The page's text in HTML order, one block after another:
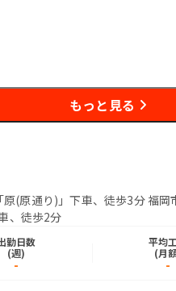
もっと見る
(原通り)」下車、徒歩3分 福岡
、徒歩2分
勤日数
(週)
-
平均
(月
-